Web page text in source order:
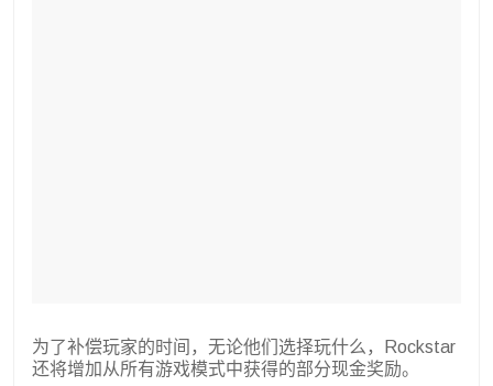
为了补偿玩家的时间，无论他们选择玩什么，Rockstar
还将增加从所有游戏模式中获得的部分现金奖励。